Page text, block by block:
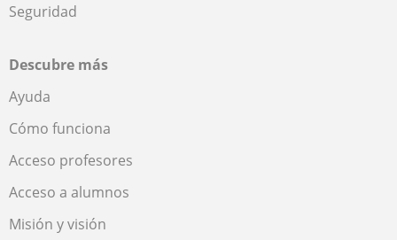
Seguridad
Descubre más
Ayuda
Cómo funciona
Acceso profesores
Acceso a alumnos
Misión y visión